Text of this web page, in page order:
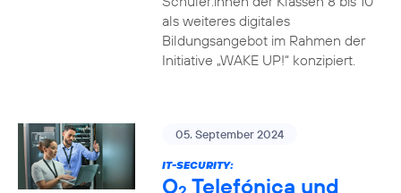
als weiteres digitales
Bildungsangebot im Rahmen der
Initiative „WAKE UP!“ konzipiert.
05. September 2024
IT-SECURITY:
O Telefónica und